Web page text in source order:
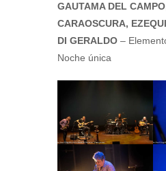
GAUTAMA DEL
CARAOSCURA,
DI GERALDO –
Noche única